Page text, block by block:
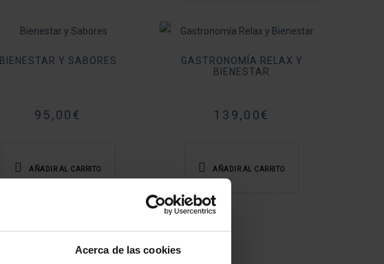
Acerca de las cookies
BIENESTAR Y SABORES
95,00€
AÑADIR AL CARRITO
GASTRONOMÍA RELAX Y
BIENESTAR
139,00€
AÑADIR AL CARRITO